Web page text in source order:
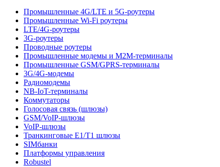
Промышленные 4G/LTE и 5G-роутеры
Промышленные Wi-Fi роутеры
LTE/4G-роутеры
3G-роутеры
Проводные роутеры
Промышленные модемы и M2M-терминалы
Промышленные GSM/GPRS-терминалы
3G/4G-модемы
Радиомодемы
NB-IoT-терминалы
Коммутаторы
Голосовая связь (шлюзы)
GSM/VoIP-шлюзы
VoIP-шлюзы
Транкинговые E1/T1 шлюзы
SIMбанки
Платформы управления
Robustel